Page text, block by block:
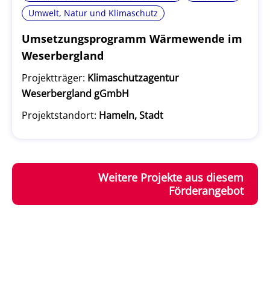
Umwelt, Natur und Klimaschutz
Umsetzungsprogramm Wärmewende im
Weserbergland
Projektträger: Klimaschutzagentur
Weserbergland gGmbH
Projektstandort: Hameln, Stadt
Weitere Projekte aus diesem
Förderangebot